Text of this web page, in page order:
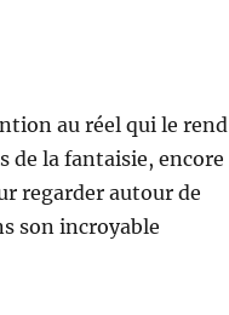
au réel qui le rend
de la fantaisie, encore
regarder autour de
son incroyable